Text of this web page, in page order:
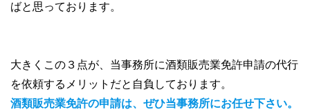
ばと思っております。
大きくこの３点が、当事務所に酒類販売業免許申請の代行
を依頼するメリットだと自負しております。
酒類販売業免許の申請は、ぜひ当事務所にお任せ下さい。